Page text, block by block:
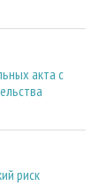
акта с
риск